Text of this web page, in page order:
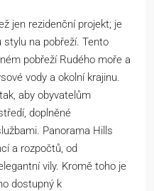
jen rezidenční projekt; je
na pobřeží. Tento
pobřeží Rudého moře a
vody a okolní krajinu.
aby obyvatelům
doplněné
Panorama Hills
a rozpočtů, od
vily. Kromě toho je
dostupný k